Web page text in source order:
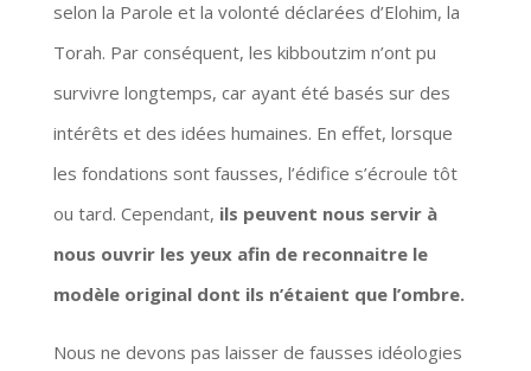
selon la Parole et la volonté déclarées d’Elohim, la
Torah. Par conséquent, les kibboutzim n’ont pu
survivre longtemps, car ayant été basés sur des
intérêts et des idées humaines. En effet, lorsque
les fondations sont fausses, l’édifice s’écroule tôt
ou tard. Cependant, ils peuvent nous servir à
nous ouvrir les yeux afin de reconnaitre le
modèle original dont ils n’étaient que l’ombre.
Nous ne devons pas laisser de fausses idéologies